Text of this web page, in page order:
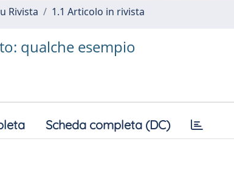
Rivista 1.1 Articolo in rivista
qualche esempio
Scheda completa (DC)